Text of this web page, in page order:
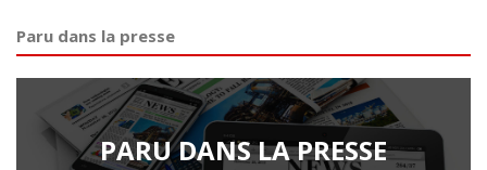
Paru dans la presse
PARU DANS LA PRESSE